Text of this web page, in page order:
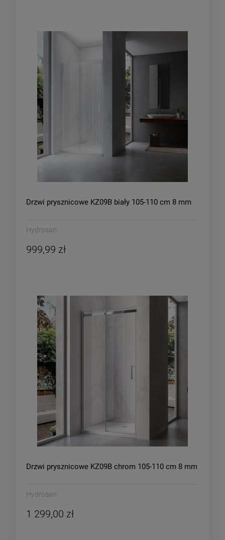
Drzwi prysznicowe KZ09B biały 105-110 cm 8 mm
Hydrosan
999,99 zł
Drzwi prysznicowe KZ09B chrom 105-110 cm 8 mm
Hydrosan
1 299,00 zł